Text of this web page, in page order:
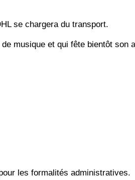
se chargera du transport.
musique et qui fête bientôt son
les formalités administratives.